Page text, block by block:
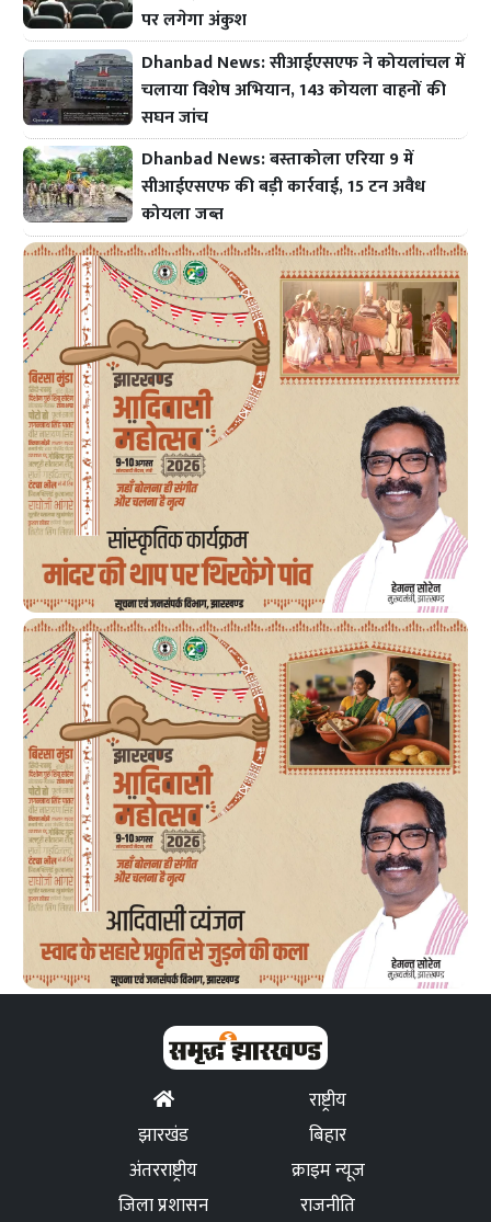
पर लगेगा अंकुश
Dhanbad News: सीआईएसएफ ने कोयलांचल में
चलाया विशेष अभियान, 143 कोयला वाहनों की
सघन जांच
Dhanbad News: बस्ताकोला एरिया 9 में
सीआईएसएफ की बड़ी कार्रवाई, 15 टन अवैध
कोयला जब्त
राष्ट्रीय
झारखंड
बिहार
अंतरराष्ट्रीय
क्राइम न्यूज
जिला प्रशासन
राजनीति